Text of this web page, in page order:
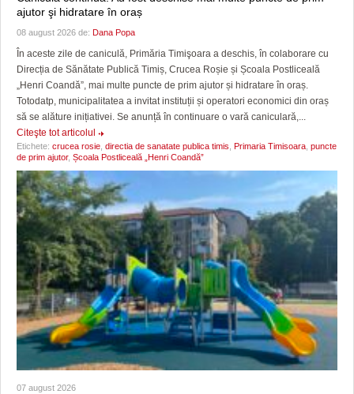
ajutor şi hidratare în oraș
08 august 2026 de: Dana Popa
În aceste zile de caniculă, Primăria Timişoara a deschis, în colaborare cu
Direcția de Sănătate Publică Timiș, Crucea Roșie și Școala Postliceală
„Henri Coandă”, mai multe puncte de prim ajutor și hidratare în oraș.
Totodatp, municipalitatea a invitat instituții și operatori economici din oraș
să se alăture inițiativei. Se anunță în continuare o vară caniculară,...
Citeşte tot articolul
Etichete: crucea rosie directia de sanatate publica timis Primaria Timisoara puncte
de prim ajutor, Școala Postliceală „Henri Coandă”
07 august 2026